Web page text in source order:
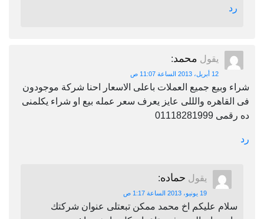
رد
يقول محمد:
12 أبريل، 2013 الساعة 11:07 ص
شراء وبيع جميع العملات باعلى الاسعار احنا شركة موجودون
فى القاهره والللى عايز يعرف سعر عمله بيع او شراء يكلمنى
ده رقمى 01118281999
رد
يقول حماده:
19 يونيو، 2013 الساعة 1:17 ص
سلام عليكم اخ محمد ممكن تبعتلى عنوان شركتك